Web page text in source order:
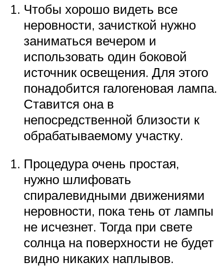
Чтобы хорошо видеть все
неровности, зачисткой нужно
заниматься вечером и
использовать один боковой
источник освещения. Для этого
понадобится галогеновая лампа.
Ставится она в
непосредственной близости к
обрабатываемому участку.
Процедура очень простая,
нужно шлифовать
спиралевидными движениями
неровности, пока тень от лампы
не исчезнет. Тогда при свете
солнца на поверхности не будет
видно никаких наплывов.